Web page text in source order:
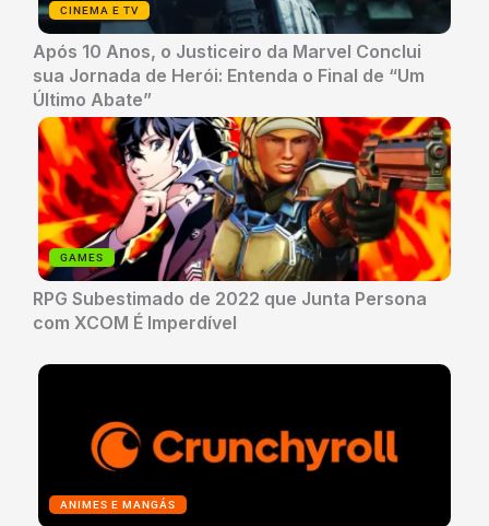
CINEMA E TV
Após 10 Anos, o Justiceiro da Marvel Conclui
sua Jornada de Herói: Entenda o Final de “Um
Último Abate”
GAMES
RPG Subestimado de 2022 que Junta Persona
com XCOM É Imperdível
ANIMES E MANGÁS